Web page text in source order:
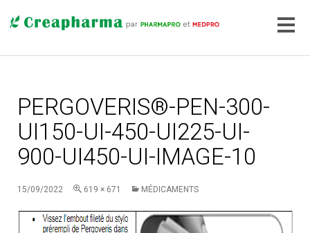
PERGOVERIS®-PEN-300-
UI150-UI-450-UI225-UI-
900-UI450-UI-IMAGE-10
15/09/2022 619 × 671 MÉDICAMENTS